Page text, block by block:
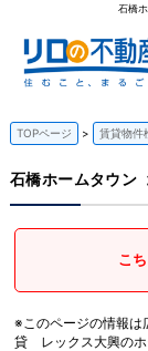
石橋
TOPページ 賃貸物件
石橋ホームタウン
こ
※このページの情報は
貸 レックス大興のホ